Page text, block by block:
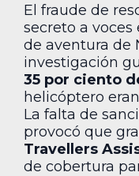
El fraude de
secreto a
de aventura de
investigación
35 por ciento
helicóptero
La falta de
provocó que
Travellers
de cobertura